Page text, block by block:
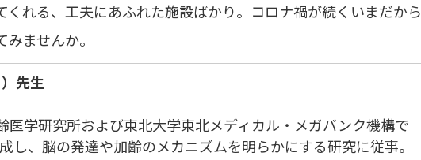
くれる、工夫にあふれた施設ばかり。コロナ禍が続くいまだから
ませんか。
先生
医学研究所および東北大学東北メディカル・メガバンク機構で
し、脳の発達や加齢のメカニズムを明らかにする研究に従事。